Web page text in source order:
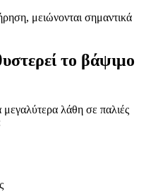
μειώνονται σημαντικά
το βάψιμο
λάθη σε παλιές